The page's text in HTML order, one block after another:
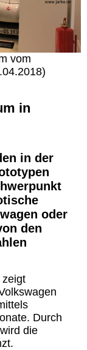
vom
in
in der
oder
den
zeigt
Durch
die